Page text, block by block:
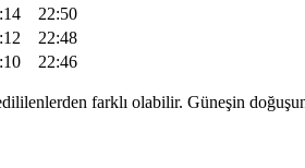
22:50
22:48
22:46
farklı olabilir. Güneşin